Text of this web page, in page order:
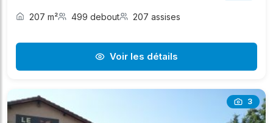
207 m² 499 debout 207 assises
Voir les détails
3